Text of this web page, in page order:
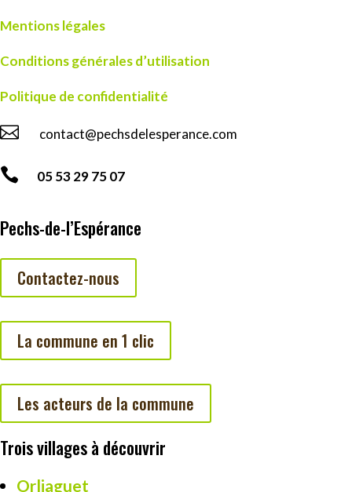
Mentions légales
Conditions générales d’utilisation
Politique de confidentialité
 contact@pechsdelesperance.com
 05 53 29 75 07
Pechs-de-l’Espérance
Contactez-nous
La commune en 1 clic
Les acteurs de la commune
Trois villages à découvrir
Orliaguet